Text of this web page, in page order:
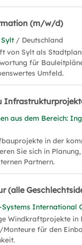
(m/w/d)
/ Deutschland
von Sylt als
für
Umfeld.
aus dem Bereich:
in der
Sie sich in
Partnern.
(alle
Systems International
Windkraftprojekte in
für den